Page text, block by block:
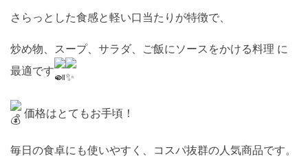
さらっとした食感と軽い口当たりが特徴で、
炒め物、スープ、サラダ、ご飯にソースをかける料理 に
最適です
価格はとてもお手頃！
毎日の食卓にも使いやすく、コスパ抜群の人気商品です。